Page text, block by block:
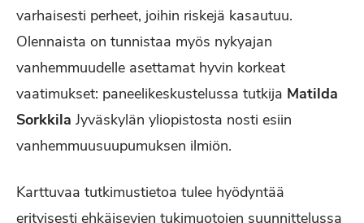
varhaisesti perheet, joihin riskejä kasautuu.
Olennaista on tunnistaa myös nykyajan
vanhemmuudelle asettamat hyvin korkeat
vaatimukset: paneelikeskustelussa tutkija Matilda
Sorkkila Jyväskylän yliopistosta nosti esiin
vanhemmuusuupumuksen ilmiön.
Karttuvaa tutkimustietoa tulee hyödyntää
erityisesti ehkäisevien tukimuotojen suunnittelussa